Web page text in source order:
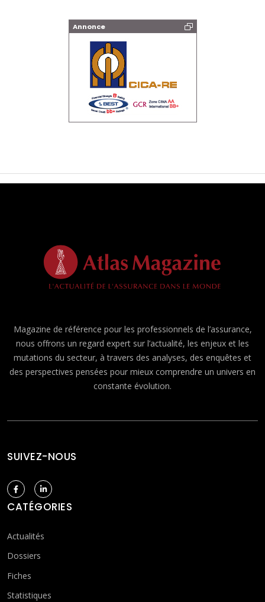
Annonce
Magazine de référence pour les professionnels de l’assurance,
nous offrons un regard expert sur l’actualité, les enjeux et les
mutations du secteur, à travers des analyses, des enquêtes et
des perspectives pensées pour mieux comprendre un univers en
constante évolution.
SUIVEZ-NOUS
CATÉGORIES
Actualités
Dossiers
Fiches
Statistiques